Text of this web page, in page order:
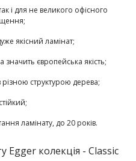
і для не великого офісного
якісний ламінат;
європейська якість;
структурою дерева;
ламінату, до 20 років.
Egger колекція - Classic